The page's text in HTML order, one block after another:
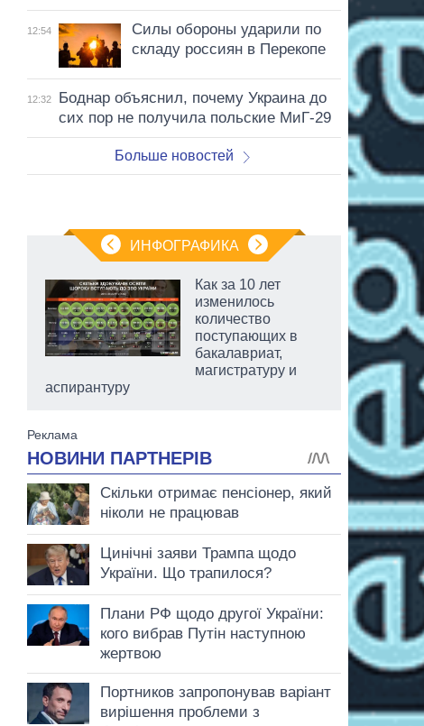
12:54
Силы обороны ударили по
складу россиян в Перекопе
12:32
Боднар объяснил, почему Украина до
сих пор не получила польские МиГ-29
Больше новостей
ИНФОГРАФИКА
Как за 10 лет
изменилось
количество
поступающих в
бакалавриат,
магистратуру и
аспирантуру